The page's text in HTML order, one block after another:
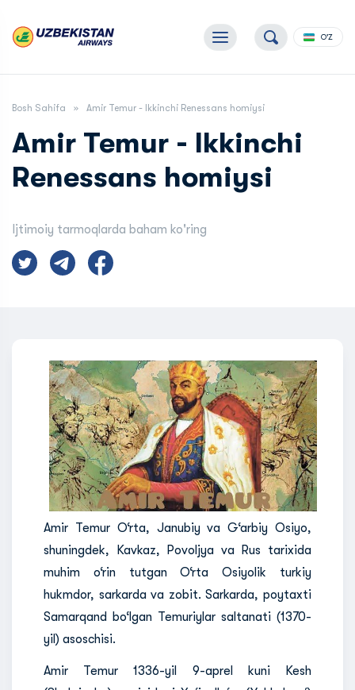
O'Z
Bosh Sahifa Amir Temur - Ikkinchi Renessans homiysi
Amir Temur - Ikkinchi
Renessans homiysi
Ijtimoiy tarmoqlarda baham ko'ring
Amir Temur O‘rta, Janubiy va G‘arbiy Osiyo,
shuningdek, Kavkaz, Povoljya va Rus tarixida
muhim o‘rin tutgan O‘rta Osiyolik turkiy
hukmdor, sarkarda va zobit. Sarkarda, poytaxti
Samarqand bo‘lgan Temuriylar saltanati (1370-
yil) asoschisi.
Amir Temur 1336-yil 9-aprel kuni Kesh